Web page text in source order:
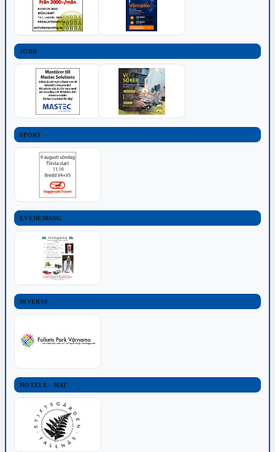
JOBB
SPORT
EVENEMANG
DIVERSE
HOTELL - MAT